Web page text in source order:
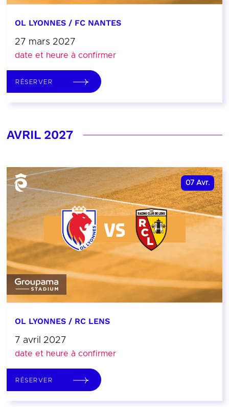
OL LYONNES / FC NANTES
27 mars 2027
date et heure à confirmer
RÉSERVER
AVRIL 2027
07 Avr.
OL LYONNES / RC LENS
7 avril 2027
date et heure à confirmer
RÉSERVER